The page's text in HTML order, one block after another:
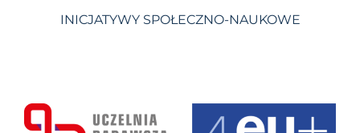
INICJATYWY SPOŁECZNO-NAUKOWE